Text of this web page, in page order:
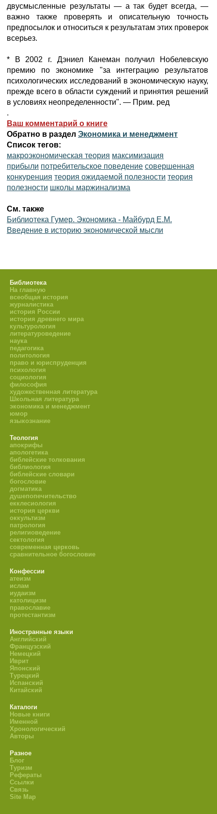
двусмысленные результаты — а так будет всегда, —
важно также проверять и описательную точность
предпосылок и относиться к результатам этих проверок
всерьез.
* В 2002 г. Дэниел Канеман получил Нобелевскую
премию по экономике "за интеграцию результатов
психологических исследований в экономическую науку,
прежде всего в области суждений и принятия решений
в условиях неопределенности". — Прим. ред
.
Ваш комментарий о книге
Обратно в раздел Экономика и менеджмент
Список тегов:
макроэкономическая теория максимизация
прибыли потребительское поведение совершенная
конкуренция теория ожидаемой полезности теория
полезности школы маржинализма
См. также
Библиотека Гумер. Экономика - Майбурд Е.М.
Введение в историю экономической мысли
Библиотека
На главную
всеобщая история
журналистика
история России
история древнего мира
культурология
литературоведение
наука
педагогика
политология
право и юриспруденция
психология
социология
философия
художественная литература
Школьная литература
экономика и менеджмент
юмор
языкознание
Теология
апокрифы
апологетика
библейские толкования
библиология
библейские словари
богословие
догматика
душепопечительство
екклесиология
история церкви
оккультизм
патрология
религиоведение
сектология
современная церковь
сравнительное богословие
Конфессии
атеизм
ислам
иудаизм
католицизм
православие
протестантизм
Иностранные языки
Английский
Французский
Немецкий
Иврит
Японский
Турецкий
Испанский
Китайский
Каталоги
Новые книги
Именной
Хронологический
Авторы
Разное
Блог
Туризм
Рефераты
Ссылки
Связь
Site Map